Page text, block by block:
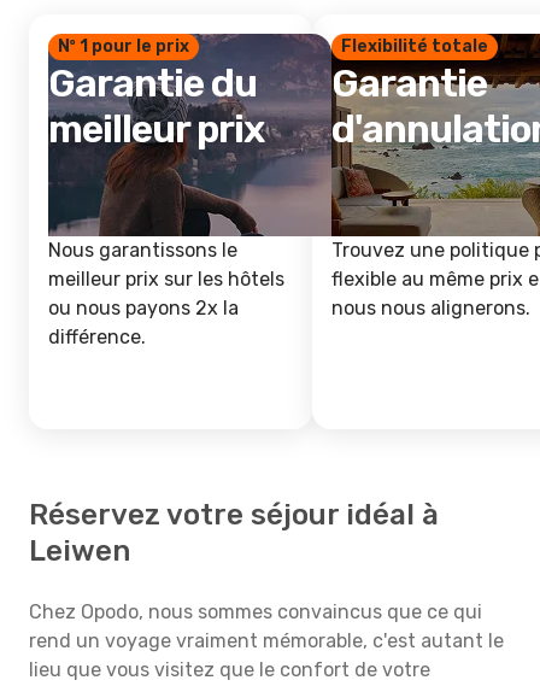
Nº 1 pour le prix
Garantie du
meilleur prix
Nous garantissons le
meilleur prix sur les hôtels
ou nous payons 2x la
différence.
Flexibilité totale
Garantie
Trouvez une politique
flexible au même prix
nous nous alignerons.
Réservez votre séjour idéal à
Leiwen
Chez Opodo, nous sommes convaincus que ce qui
rend un voyage vraiment mémorable, c'est autant le
lieu que vous visitez que le confort de votre